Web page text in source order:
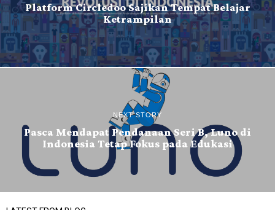
Platform Circledoo Sajikan Tempat Belajar
Ketrampilan
NEXT STORY
Pasca Mendapat Pendanaan Seri B, Luno di
Indonesia Tetap Fokus pada Edukasi